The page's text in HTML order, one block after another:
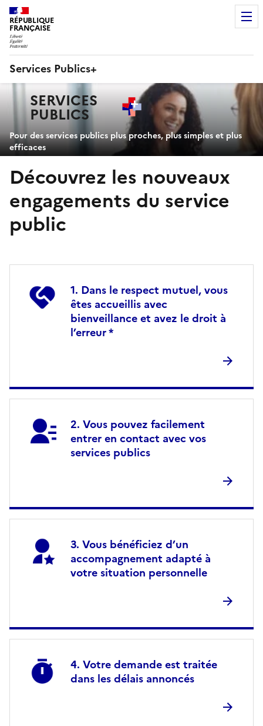
RÉPUBLIQUE
FRANÇAISE
Services Publics+
principaleSERVICES
PUBLICS+
Pour des services publics plus proches, plus simples et plus
efficaces
Découvrez les nouveaux
engagements du service
public
Dans le respect mutuel, vous
êtes accueillis avec
bienveillance et avez le droit à
l’erreur *
Vous pouvez facilement
entrer en contact avec vos
services publics
Vous bénéficiez d’un
accompagnement adapté à
votre situation personnelle
Votre demande est traitée
dans les délais annoncés